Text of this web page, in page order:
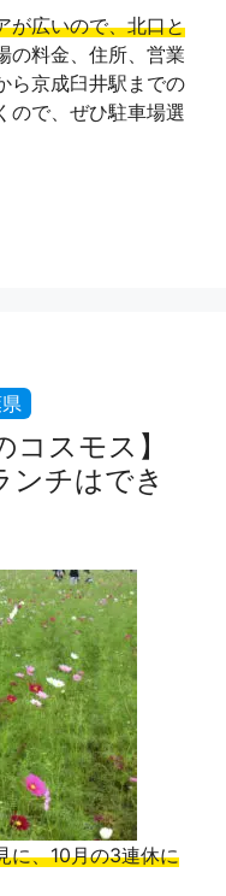
が広いので、北口と
の料金、住所、営業
ら京成臼井駅までの
ので、ぜひ駐車場選
コスモス】
ンチはでき
に、10月の3連休に